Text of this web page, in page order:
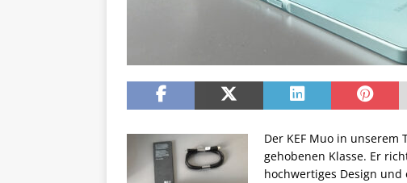
Der KEF Muo in
gehobenen Klasse. Er
hochwertiges Design